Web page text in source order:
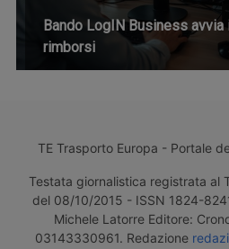
Bando LogIN Business avvia
rimborsi
TE Trasporto Europa - Portale
Testata giornalistica registrata al
del 08/10/2015 - ISSN 1824-
Michele Latorre Editore:
03143330961. Redazione